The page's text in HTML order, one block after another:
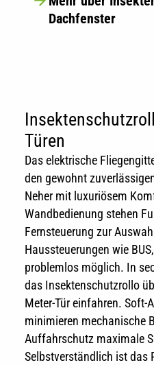
Dachfenster
Türen
Das elektrische
den gewohnt
Neher mit luxuriösem
Wandbedienung stehen
Fernsteuerung zur
Haussteuerungen wie
problemlos möglich. In
das Insektenschutzrollo
Meter-Tür einfahren. Soft-
minimieren mechanische
Auffahrschutz maximale
Selbstverständlich ist das